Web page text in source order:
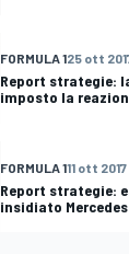
FORMULA 125 ott
Report strategie:
imposto la
FORMULA 111 ott 2017
Report strategie:
insidiato Mercedes